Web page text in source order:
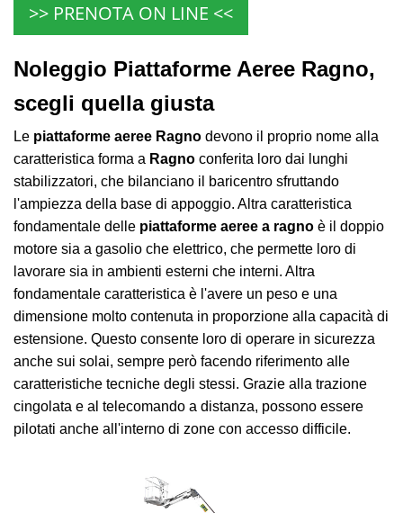
>> PRENOTA ON LINE <<
Noleggio Piattaforme Aeree Ragno,
scegli quella giusta
Le piattaforme aeree Ragno devono il proprio nome alla
caratteristica forma a Ragno conferita loro dai lunghi
stabilizzatori, che bilanciano il baricentro sfruttando
l'ampiezza della base di appoggio. Altra caratteristica
fondamentale delle piattaforme aeree a ragno è il doppio
motore sia a gasolio che elettrico, che permette loro di
lavorare sia in ambienti esterni che interni. Altra
fondamentale caratteristica è l'avere un peso e una
dimensione molto contenuta in proporzione alla capacità di
estensione. Questo consente loro di operare in sicurezza
anche sui solai, sempre però facendo riferimento alle
caratteristiche tecniche degli stessi. Grazie alla trazione
cingolata e al telecomando a distanza, possono essere
pilotati anche all'interno di zone con accesso difficile.